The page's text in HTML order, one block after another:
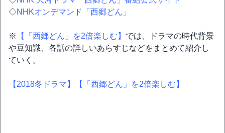
◇NHKオンデマンド「西郷どん」
※ 【「西郷どん」を2倍楽しむ】 では、ドラマの時代背景
や豆知識、各話の詳しいあらすじなどをまとめて紹介し
ていく。
【2018冬ドラマ】 【「西郷どん」を2倍楽しむ】